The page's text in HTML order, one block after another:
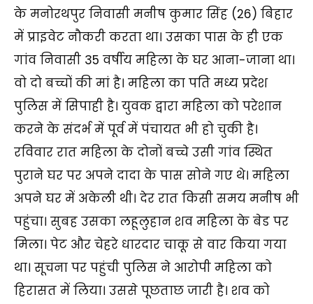
के मनोरथपुर निवासी मनीष कुमार सिंह (26) बिहार
में प्राइवेट नौकरी करता था। उसका पास के ही एक
गांव निवासी 35 वर्षीय महिला के घर आना-जाना था।
वो दो बच्चों की मां है। महिला का पति मध्य प्रदेश
पुलिस में सिपाही है। युवक द्वारा महिला को परेशान
करने के संदर्भ में पूर्व में पंचायत भी हो चुकी है।
रविवार रात महिला के दोनों बच्चे उसी गांव स्थित
पुराने घर पर अपने दादा के पास सोने गए थे। महिला
अपने घर में अकेली थी। देर रात किसी समय मनीष भी
पहुंचा। सुबह उसका लहूलुहान शव महिला के बेड पर
मिला। पेट और चेहरे धारदार चाकू से वार किया गया
था। सूचना पर पहुंची पुलिस ने आरोपी महिला को
हिरासत में लिया। उससे पूछताछ जारी है। शव को